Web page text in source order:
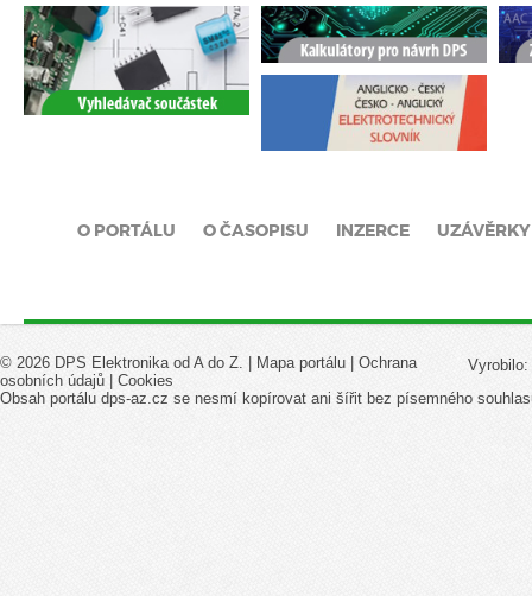
O PORTÁLU O ČASOPISU INZERCE UZÁVĚRKY
Vyrobilo:
© 2026 DPS Elektronika od A do Z. | Mapa portálu
Ochrana
osobních údajů
Cookies
Obsah portálu dps-az.cz se nesmí kopírovat ani šířit bez písemného